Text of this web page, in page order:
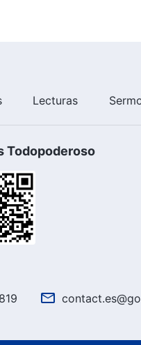
Lecturas
Todopoderoso